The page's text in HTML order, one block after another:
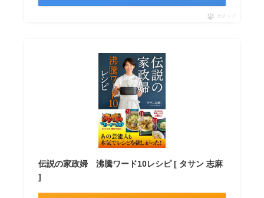
ポチップ
伝説の家政婦 沸騰ワード10レシピ [ タサン 志麻
]